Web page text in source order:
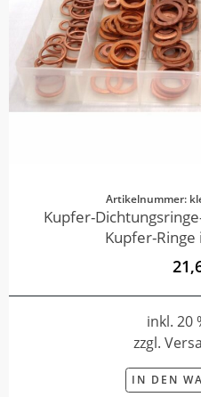
Artikelnummer:
Kupfer-
Kupfer-
inkl. 20
zzgl.
IN DEN